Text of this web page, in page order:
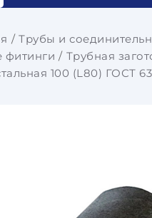
Трубы и
фитинги
Трубная
100 (L80) ГОСТ